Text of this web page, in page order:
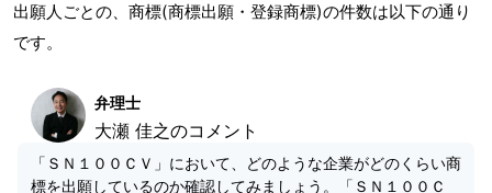
出願人ごとの、商標(商標出願・登録商標)の件数は以下の通り
です。
弁理士
大瀬 佳之のコメント
「ＳＮ１００ＣＶ」において、どのような企業がどのくらい商
標を出願しているのか確認してみましょう。「ＳＮ１００Ｃ